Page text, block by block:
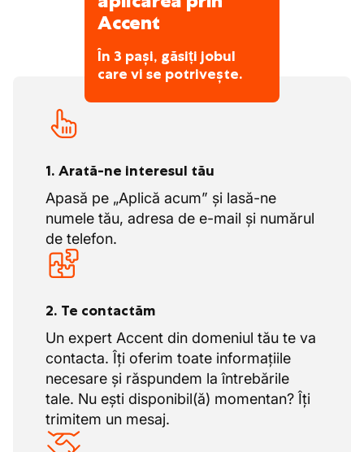
Accent
În 3 pași, găsiți jobul
care vi se potrivește.
1. Arată-ne interesul tău
Apasă pe „Aplică acum” și lasă-ne
numele tău, adresa de e-mail și numărul
de telefon.
2. Te contactăm
Un expert Accent din domeniul tău te va
contacta. Îți oferim toate informațiile
necesare și răspundem la întrebările
tale. Nu ești disponibil(ă) momentan? Îți
trimitem un mesaj.